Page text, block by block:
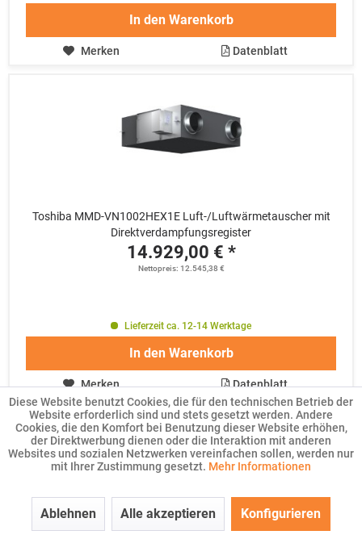
In den Warenkorb
Merken Datenblatt
Toshiba MMD-VN1002HEX1E Luft-/Luftwärmetauscher mit
Direktverdampfungsregister
14.929,00 € *
Nettopreis: 12.545,38 €
Lieferzeit ca. 12-14 Werktage
In den Warenkorb
Merken
Datenblatt
Diese Website benutzt Cookies, die für den technischen Betrieb der
Website erforderlich sind und stets gesetzt werden. Andere
Cookies, die den Komfort bei Benutzung dieser Website erhöhen,
der Direktwerbung dienen oder die Interaktion mit anderen
Websites und sozialen Netzwerken vereinfachen sollen, werden nur
mit Ihrer Zustimmung gesetzt. Mehr Informationen
Ablehnen Alle akzeptieren Konfigurieren